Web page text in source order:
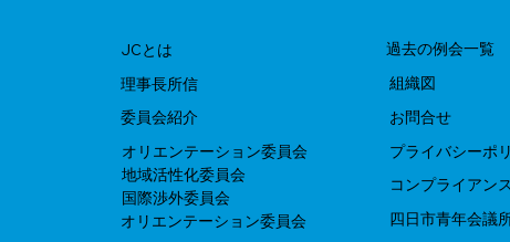
JCとは
​理事長所信
​委員会紹介
オリエンテーション委員会
地域活性化委員会
国際渉外委員会
オリエンテーション委員会
過去の例会一覧
組織図
お問合せ
プライバシーポ
コンプライアン
四日市青年会議